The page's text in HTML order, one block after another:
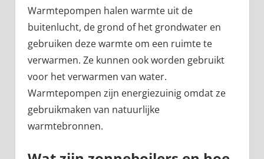
Warmtepompen halen warmte uit de
buitenlucht, de grond of het grondwater en
gebruiken deze warmte om een ruimte te
verwarmen. Ze kunnen ook worden gebruikt
voor het verwarmen van water.
Warmtepompen zijn energiezuinig omdat ze
gebruikmaken van natuurlijke
warmtebronnen.